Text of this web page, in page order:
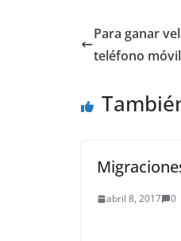
Para ganar
teléfono móvil
abril 8, 2017 0